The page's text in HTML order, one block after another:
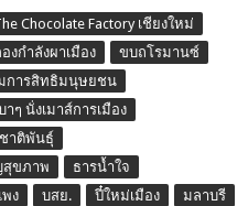
Chocolate Factory เชียงใหม่
งกำลังผาเมือง
ขบถโรมานซ์
การสิทธิมนุษยชน
าๆ นั่งเมาส์การเมือง
ชาติพันธุ์
ขภาพ
ธารน้ำใจ
ง บสย. ปี๋ใหม่เมือง
มลาบรี